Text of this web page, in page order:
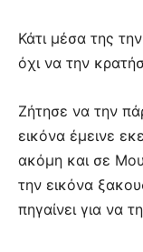
Κάτι μέσα της
όχι να την
Ζήτησε να την
εικόνα έμεινε
ακόμη και σε
την εικόνα
πηγαίνει για να